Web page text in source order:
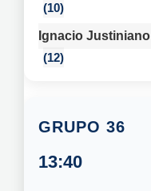
10
Ignacio Justiniano
12
36
13:40